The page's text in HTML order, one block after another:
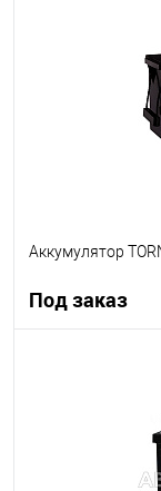
Аккумулятор
Под заказ